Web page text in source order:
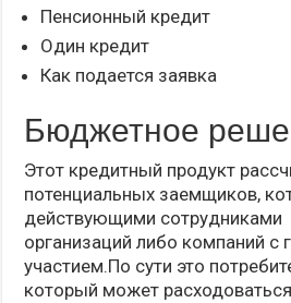
Пенсионный кредит
Один кредит
Как подается заявка
Бюджетное
Этот кредитный продукт
потенциальных заемщиков,
действующими
организаций либо компаний с
участием.По сути это
который может